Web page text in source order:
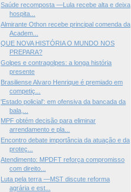
Saúde recomposta —Lula recebe alta e deixa
hospita...
Almirante Othon recebe principal comenda da
Academ...
QUE NOVA HISTÓRIA O MUNDO NOS
PREPARA?
Golpes e contragolpes: a longa história
presente
Brasiliense Alvaro Henrique é premiado em
competiç...
'Estado policial': em ofensiva da bancada da
bala,...
MPF obtém decisão para eliminar
arrendamento e pla...
Encontro debate importância da atuação e da
proteç...
Atendimento: MPDFT reforça compromisso
com direito...
Luta pela terra —MST discute reforma
agrária e est...